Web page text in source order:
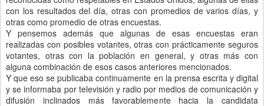
con los resultados del día, otras con promedios de varios días, y
otras como promedio de otras encuestas.
Y pensemos además que algunas de esas encuestas eran
realizadas con posibles votantes, otras con prácticamente seguros
votantes, otras con la población en general, y otras más con
alguna combinación de esos casos anteriores mencionados.
Y que eso se publicaba continuamente en la prensa escrita y digital
y se informaba por televisión y radio por medios de comunicación y
difusión inclinados más favorablemente hacia la candidata